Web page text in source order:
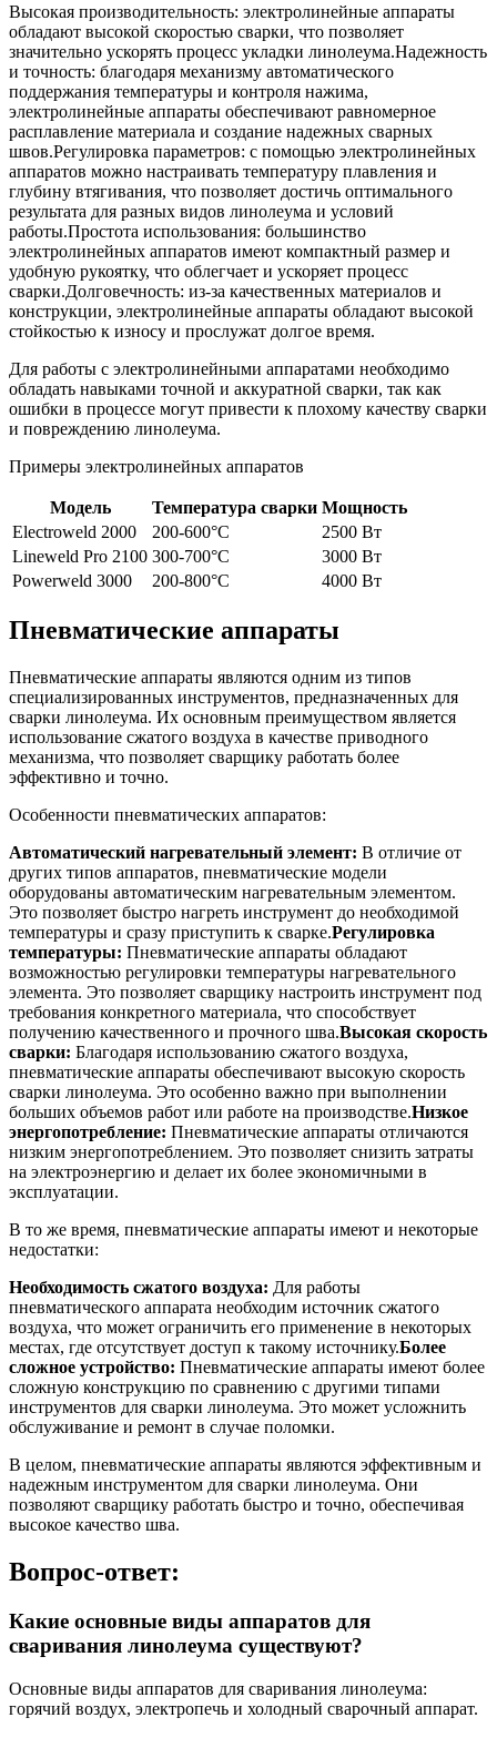
Высокая производительность: электролинейные аппараты
обладают высокой скоростью сварки, что позволяет
значительно ускорять процесс укладки линолеума.Надежность
и точность: благодаря механизму автоматического
поддержания температуры и контроля нажима,
электролинейные аппараты обеспечивают равномерное
расплавление материала и создание надежных сварных
швов.Регулировка параметров: с помощью электролинейных
аппаратов можно настраивать температуру плавления и
глубину втягивания, что позволяет достичь оптимального
результата для разных видов линолеума и условий
работы.Простота использования: большинство
электролинейных аппаратов имеют компактный размер и
удобную рукоятку, что облегчает и ускоряет процесс
сварки.Долговечность: из-за качественных материалов и
конструкции, электролинейные аппараты обладают высокой
стойкостью к износу и прослужат долгое время.
Для работы с электролинейными аппаратами необходимо
обладать навыками точной и аккуратной сварки, так как
ошибки в процессе могут привести к плохому качеству сварки
и повреждению линолеума.
Примеры электролинейных аппаратов
Модель Температура сварки Мощность
Electroweld 2000
200-600°C
2500 Вт
Lineweld Pro 2100 300-700°C
3000 Вт
Powerweld 3000
200-800°C 4000 Вт
Пневматические аппараты
Пневматические аппараты являются одним из типов
специализированных инструментов, предназначенных для
сварки линолеума. Их основным преимуществом является
использование сжатого воздуха в качестве приводного
механизма, что позволяет сварщику работать более
эффективно и точно.
Особенности пневматических аппаратов:
Автоматический нагревательный элемент: В отличие от
других типов аппаратов, пневматические модели
оборудованы автоматическим нагревательным элементом.
Это позволяет быстро нагреть инструмент до необходимой
температуры и сразу приступить к сварке.Регулировка
температуры: Пневматические аппараты обладают
возможностью регулировки температуры нагревательного
элемента. Это позволяет сварщику настроить инструмент под
требования конкретного материала, что способствует
получению качественного и прочного шва.Высокая скорость
сварки: Благодаря использованию сжатого воздуха,
пневматические аппараты обеспечивают высокую скорость
сварки линолеума. Это особенно важно при выполнении
больших объемов работ или работе на производстве.Низкое
энергопотребление: Пневматические аппараты отличаются
низким энергопотреблением. Это позволяет снизить затраты
на электроэнергию и делает их более экономичными в
эксплуатации.
В то же время, пневматические аппараты имеют и некоторые
недостатки:
Необходимость сжатого воздуха: Для работы
пневматического аппарата необходим источник сжатого
воздуха, что может ограничить его применение в некоторых
местах, где отсутствует доступ к такому источнику.Более
сложное устройство: Пневматические аппараты имеют более
сложную конструкцию по сравнению с другими типами
инструментов для сварки линолеума. Это может усложнить
обслуживание и ремонт в случае поломки.
В целом, пневматические аппараты являются эффективным и
надежным инструментом для сварки линолеума. Они
позволяют сварщику работать быстро и точно, обеспечивая
высокое качество шва.
Вопрос-ответ:
Какие основные виды аппаратов для
сваривания линолеума существуют?
Основные виды аппаратов для сваривания линолеума:
горячий воздух, электропечь и холодный сварочный аппарат.